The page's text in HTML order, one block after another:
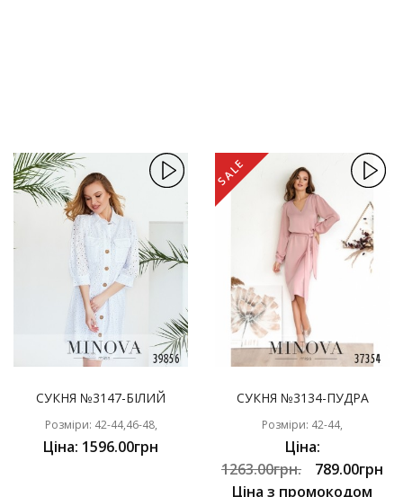
СУКНЯ №3147-БІЛИЙ
Розміри: 42-44,46-48,
Ціна: 1596.00грн
SALE
СУКНЯ №3134-ПУДРА
Розміри: 42-44,
Ціна:
1263.00грн.
789.00грн
Ціна з промокодом